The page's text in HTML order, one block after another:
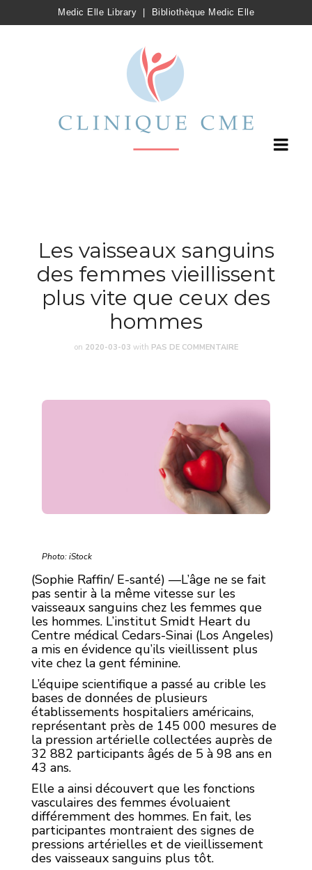
Medic Elle Library Bibliothèque Medic Elle
Les vaisseaux sanguins
des femmes vieillissent
plus vite que ceux des
hommes
on 2020-03-03 with PAS DE COMMENTAIRE
Photo: iStock
(Sophie Raffin/ E-santé) —L’âge ne se fait
pas sentir à la même vitesse sur les
vaisseaux sanguins chez les femmes que
les hommes. L’institut Smidt Heart du
Centre médical Cedars-Sinai (Los Angeles)
a mis en évidence qu’ils vieillissent plus
vite chez la gent féminine.
L’équipe scientifique a passé au crible les
bases de données de plusieurs
établissements hospitaliers américains,
représentant près de 145 000 mesures de
la pression artérielle collectées auprès de
32 882 participants âgés de 5 à 98 ans en
43 ans.
Elle a ainsi découvert que les fonctions
vasculaires des femmes évoluaient
différemment des hommes. En fait, les
participantes montraient des signes de
pressions artérielles et de vieillissement
des vaisseaux sanguins plus tôt.